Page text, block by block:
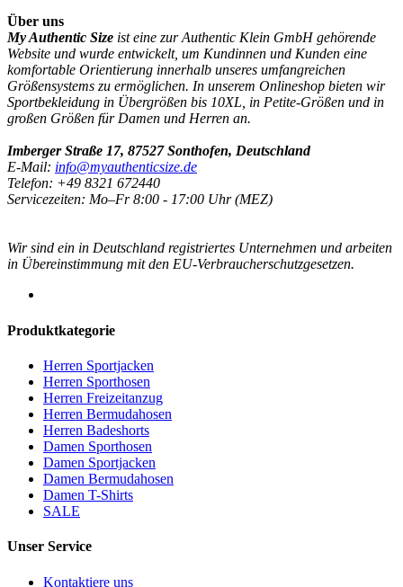
Über uns
My Authentic Size ist eine zur Authentic Klein GmbH gehörende
Website und wurde entwickelt, um Kundinnen und Kunden eine
komfortable Orientierung innerhalb unseres umfangreichen
Größensystems zu ermöglichen. In unserem Onlineshop bieten wir
Sportbekleidung in Übergrößen bis 10XL, in Petite-Größen und in
großen Größen für Damen und Herren an.
Imberger Straße 17, 87527 Sonthofen, Deutschland
E-Mail: info@myauthenticsize.de
Telefon: +49 8321 672440
Servicezeiten: Mo–Fr 8:00 - 17:00 Uhr (MEZ)
Wir sind ein in Deutschland registriertes Unternehmen und arbeiten
in Übereinstimmung mit den EU-Verbraucherschutzgesetzen.
Produktkategorie
Herren Sportjacken
Herren Sporthosen
Herren Freizeitanzug
Herren Bermudahosen
Herren Badeshorts
Damen Sporthosen
Damen Sportjacken
Damen Bermudahosen
Damen T-Shirts
SALE
Unser Service
Kontaktiere uns